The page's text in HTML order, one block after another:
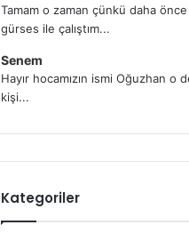
Tamam o zaman çünkü daha
gürses ile çalıştım...
Senem
Hayır hocamızın ismi Oğuzhan o
kişi...
Kategoriler